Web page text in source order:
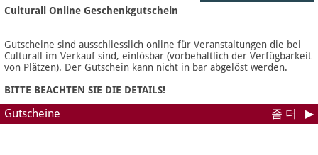
Culturall Online Geschenkgutschein
Gutscheine sind ausschliesslich online für Veranstaltungen die bei
Culturall im Verkauf sind, einlösbar (vorbehaltlich der Verfügbarkeit
von Plätzen). Der Gutschein kann nicht in bar abgelöst werden.
BITTE BEACHTEN SIE DIE DETAILS!
Gutscheine 좀 더